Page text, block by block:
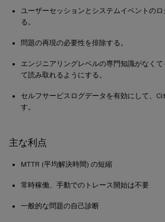
ユーザーセッションとシステムイベントの
る。
問題の再現の必要性を排除する。
エンジニアリングレベルの専門知識がなく
て読み取れるようにする。
セルフサービスログデータを有効にして、
す。
主な利点
MTTR (平均解決時間) の短縮
常時稼働、手動でのトレース開始は不要
一般的な問題の自己診断